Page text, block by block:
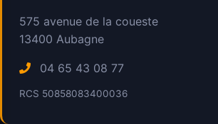
575 avenue de la coueste
13400 Aubagne
04 65 43 08 77
RCS 50858083400036